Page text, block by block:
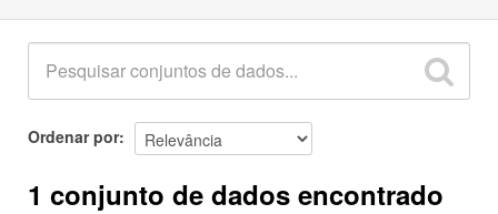
Ordenar por
1 conjunto de dados encontrado